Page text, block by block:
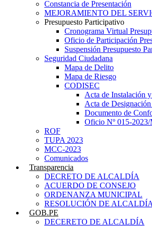
Constancia de Presentación
MEJORAMIENTO DEL
Presupuesto Participativo
Cronograma Virtual
Oficio de Participación
Suspensión Presupuesto
Seguridad Ciudadana
Mapa de Delito
Mapa de Riesgo
CODISEC
Acta de Instalación
Acta de
Documento de
Oficio Nº 015-
ROF
TUPA 2023
MCC-2023
Comunicados
Transparencia
DECRETO DE ALCALDÍA
ACUERDO DE CONSEJO
ORDENANZA MUNICIPAL
RESOLUCIÓN DE ALCALDÍA
GOB.PE
DECERETO DE ALCALDÍA